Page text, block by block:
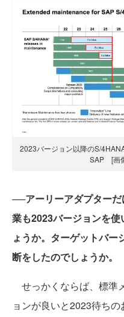
2023バージョン以降のS/
SAP [画
──アーリーアダプター
業も2023バージョンを
ょうか。ターゲットバー
断をしたのでしょうか。
せっかくならば、標準
ョンが良いと2023待ちの